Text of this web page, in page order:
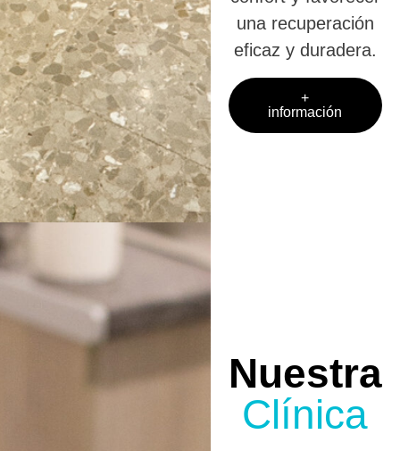
una recuperación
eficaz y duradera.
+
información
Nuestra
Clínica